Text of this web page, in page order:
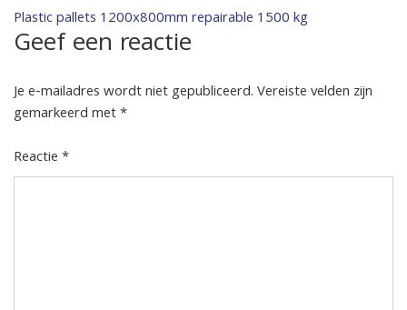
Bericht
navigatie
Plastic pallets 1200x800mm repairable 1500 kg
Geef een reactie
Je e-mailadres wordt niet gepubliceerd.Vereiste velden zijn
gemarkeerd met*
Reactie*